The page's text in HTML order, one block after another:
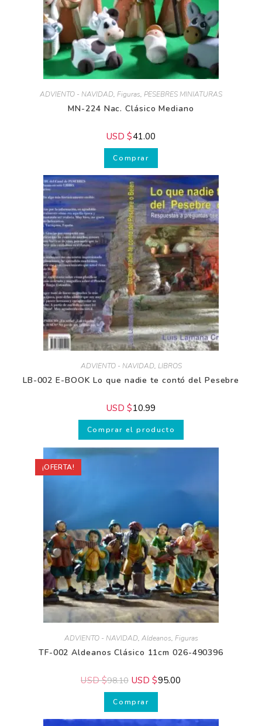
ADVIENTO - NAVIDAD,Figuras,PESEBRES MINIATURAS
MN-224 Nac. Clásico Mediano
USD $41.00
Comprar
ADVIENTO - NAVIDAD,LIBROS
LB-002 E-BOOK Lo que nadie te contó del Pesebre
USD $10.99
Comprar el producto
¡OFERTA!
ADVIENTO - NAVIDAD,Aldeanos,Figuras
TF-002 Aldeanos Clásico 11cm 026-490396
USD $98.10 USD $95.00
Comprar